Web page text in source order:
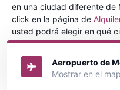
en una ciudad diferente de
click en la página de
usted podrá elegir en qué
un coche.
Aeropuerto de
Mostrar en el